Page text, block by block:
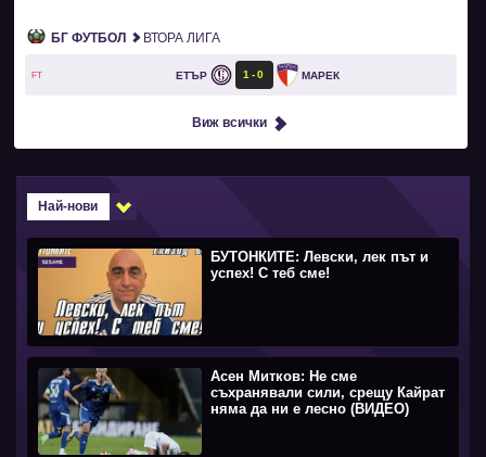
БГ ФУТБОЛ ВТОРА ЛИГА
FT ЕТЪР 1 0 МАРЕК
Виж всички
Най-нови
БУТОНКИТЕ: Левски, лек път и
успех! С теб сме!
Асен Митков: Не сме
съхранявали сили, срещу Кайрат
няма да ни е лесно (ВИДЕО)